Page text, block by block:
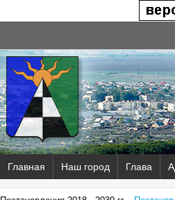
Главная Наш город Глава